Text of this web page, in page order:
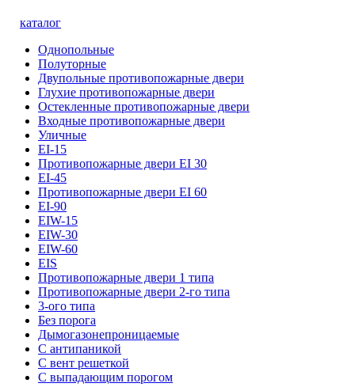
каталог
Однопольные
Полуторные
Двупольные противопожарные двери
Глухие противопожарные двери
Остекленные противопожарные двери
Входные противопожарные двери
Уличные
EI-15
Противопожарные двери EI 30
EI-45
Противопожарные двери EI 60
EI-90
EIW-15
EIW-30
EIW-60
EIS
Противопожарные двери 1 типа
Противопожарные двери 2-го типа
3-ого типа
Без порога
Дымогазонепроницаемые
С антипаникой
С вент решеткой
С выпадающим порогом